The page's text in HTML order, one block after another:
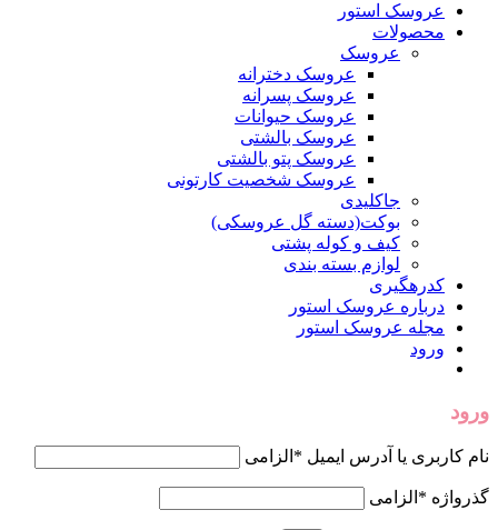
عروسک استور
محصولات
عروسک
عروسک دخترانه
عروسک پسرانه
عروسک حیوانات
عروسک بالشتی
عروسک پتو بالشتی
عروسک شخصیت کارتونی
جاکلیدی
بوکت(دسته گل عروسکی)
کیف و کوله پشتی
لوازم بسته بندی
کدرهگیری
درباره عروسک استور
مجله عروسک استور
ورود
ورود
نام کاربری یا آدرس ایمیل * الزامی
گذرواژه * الزامی